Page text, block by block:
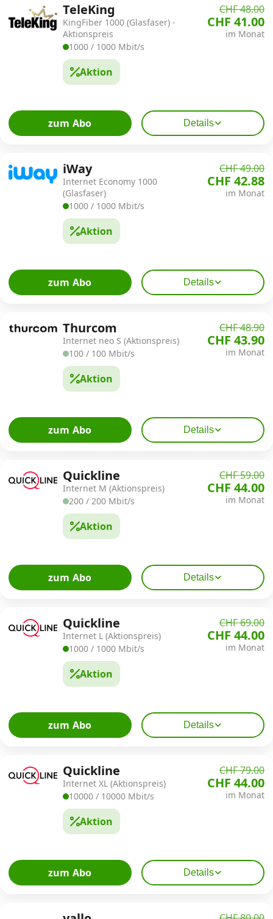
TeleKing
KingFiber 1000 (Glasfaser) -
Aktionspreis
1000 / 1000 Mbit/s
Aktion
CHF 48.00
CHF 41.00
im Monat
zum Abo Details
iWay
Internet Economy 1000
(Glasfaser)
1000 / 1000 Mbit/s
Aktion
CHF 49.00
CHF 42.88
im Monat
zum Abo Details
Thurcom
Internet neo S (Aktionspreis)
100 / 100 Mbit/s
Aktion
CHF 48.90
CHF 43.90
im Monat
zum Abo Details
Quickline
Internet M (Aktionspreis)
200 / 200 Mbit/s
Aktion
CHF 59.00
CHF 44.00
im Monat
zum Abo Details
Quickline
Internet L (Aktionspreis)
1000 / 1000 Mbit/s
Aktion
CHF 69.00
CHF 44.00
im Monat
zum Abo Details
Quickline
Internet XL (Aktionspreis)
10000 / 10000 Mbit/s
Aktion
CHF 79.00
CHF 44.00
im Monat
zum Abo Details